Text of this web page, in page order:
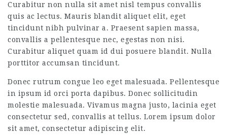
Curabitur non nulla sit amet nisl tempus convallis
quis ac lectus. Mauris blandit aliquet elit, eget
tincidunt nibh pulvinar a. Praesent sapien massa,
convallis a pellentesque nec, egestas non nisi.
Curabitur aliquet quam id dui posuere blandit. Nulla
porttitor accumsan tincidunt.
Donec rutrum congue leo eget malesuada. Pellentesque
in ipsum id orci porta dapibus. Donec sollicitudin
molestie malesuada. Vivamus magna justo, lacinia eget
consectetur sed, convallis at tellus. Lorem ipsum dolor
sit amet, consectetur adipiscing elit.